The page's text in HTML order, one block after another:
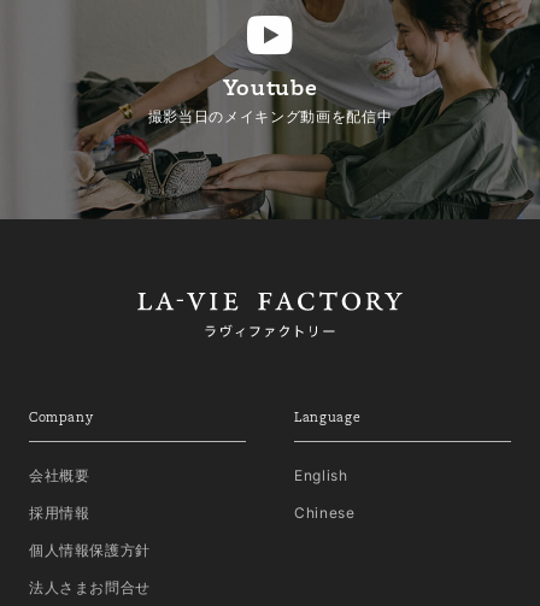
Youtube
撮影当日のメイキング動画を配信中
Company
会社概要
採用情報
個人情報保護方針
法人さまお問合せ
Language
English
Chinese